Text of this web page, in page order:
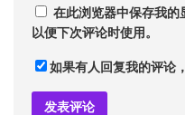
在此浏览器中保存我的
以便下次评论时使用。
如果有人回复我的评论